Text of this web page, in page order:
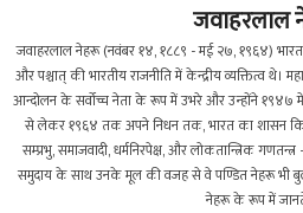
जवाहरलाल
जवाहरलाल नेहरू (नवंबर १४, १८८९ - मई २७, १९६४) भारत
और पश्चात् की भारतीय राजनीति में केन्द्रीय व्यक्तित्व थे।
आन्दोलन के सर्वोच्च नेता के रूप में उभरे और उन्होंने १९४७ में
से लेकर १९६४ तक अपने निधन तक, भारत का शासन
सम्प्रभु, समाजवादी, धर्मनिरपेक्ष, और लोकतान्त्रिक
समुदाय के साथ उनके मूल की वजह से वे पण्डित नेहरू भी
नेहरू के रूप में